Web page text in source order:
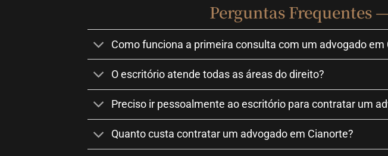
Perguntas Frequentes
Como funciona a primeira consulta com um advogado em
O escritório atende todas as áreas do direito?
Preciso ir pessoalmente ao escritório para contratar um
Quanto custa contratar um advogado em Cianorte?